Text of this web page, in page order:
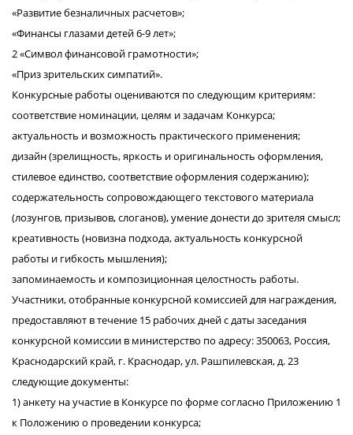
«Развитие безналичных расчетов»;
«Финансы глазами детей 6-9 лет»;
2 «Символ финансовой грамотности»;
«Приз зрительских симпатий».
Конкурсные работы оцениваются по следующим критериям:
соответствие номинации, целям и задачам Конкурса;
актуальность и возможность практического применения;
дизайн (зрелищность, яркость и оригинальность оформления,
стилевое единство, соответствие оформления содержанию);
содержательность сопровождающего текстового материала
(лозунгов, призывов, слоганов), умение донести до зрителя смысл;
креативность (новизна подхода, актуальность конкурсной
работы и гибкость мышления);
запоминаемость и композиционная целостность работы.
Участники, отобранные конкурсной комиссией для награждения,
предоставляют в течение 15 рабочих дней с даты заседания
конкурсной комиссии в министерство по адресу: 350063, Россия,
Краснодарский край, г. Краснодар, ул. Рашпилевская, д. 23
следующие документы:
1) анкету на участие в Конкурсе по форме согласно Приложению 1
к Положению о проведении конкурса;